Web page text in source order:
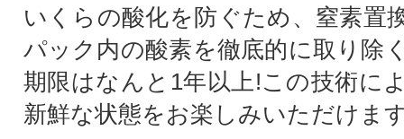
いくらの酸化を防ぐため、窒素置
パック内の酸素を徹底的に取り除
期限はなんと1年以上!この技術に
新鮮な状態をお楽しみいただけま